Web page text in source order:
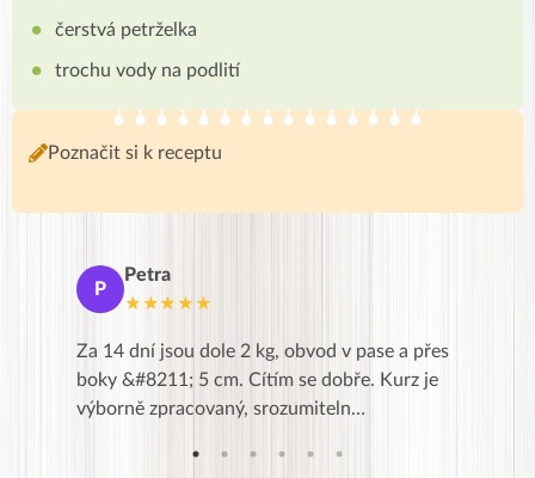
čerstvá petrželka
trochu vody na podlití
Poznačit si k receptu
P
Petra
★★★★★
Za 14 dní jsou dole 2 kg, obvod v pase a přes
boky &#8211; 5 cm. Cítím se dobře. Kurz je
výborně zpracovaný, srozumiteln…